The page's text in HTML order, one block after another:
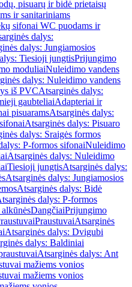
pisuarų ir bidė prietaisų
ir sanitariniams
sifonai WC puodams ir
dalys:
dalys: Jungiamosios
Tiesioji jungtisPrijungimo
moduliaiNuleidimo vandens
dalys: Nuleidimo vandens
iš PVCAtsarginės dalys:
gaubteliaiAdapteriai ir
pisuaramsAtsarginės dalys:
Atsarginės dalys: Pisuaro
dalys: Sraigės formos
P-formos sifonaiNuleidimo
Atsarginės dalys: Nuleidimo
Tiesioji jungtisAtsarginės dalys:
Atsarginės dalys: Jungiamosios
Atsarginės dalys: Bidė
dalys: P-formos
DangčiaiPrijungimo
PraustuvaiAtsarginės
Atsarginės dalys: Dvigubi
dalys: Baldiniai
Atsarginės dalys: Ant
mažiems vonios
mažiems vonios